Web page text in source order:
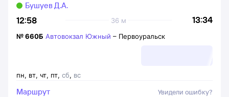
12:58 13:34
36 м
Бушуев Д.А.
пн, вт, чт, пт, сб, вс
№660Б Автовокзал Южный – Первоуральск
Маршрут Увидели ошибку?